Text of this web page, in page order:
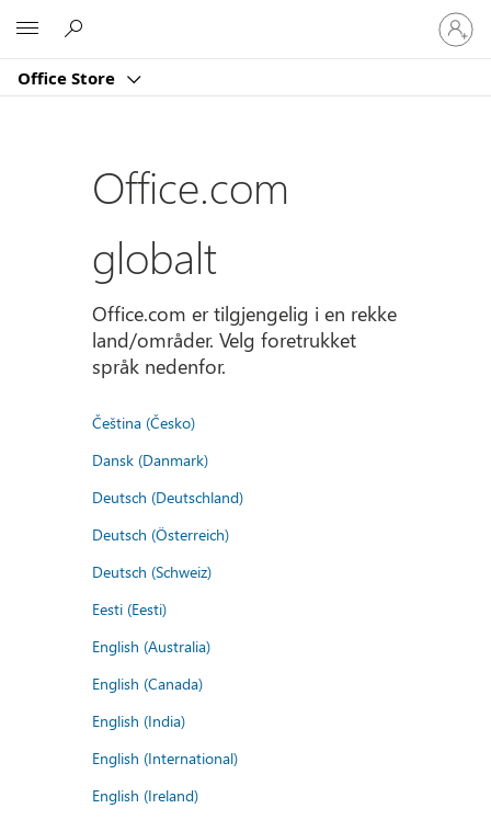
Office Store
Logg
på
kontoen
Office.com
globalt
Office.com er tilgjengelig i en rekke
land/områder. Velg foretrukket
språk nedenfor.
Čeština (Česko)
Dansk (Danmark)
Deutsch (Deutschland)
Deutsch (Österreich)
Deutsch (Schweiz)
Eesti (Eesti)
English (Australia)
English (Canada)
English (India)
English (International)
English (Ireland)